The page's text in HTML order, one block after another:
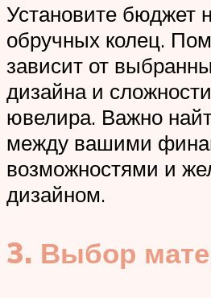
Установите бюджет
обручных колец.
зависит от
дизайна и
ювелира. Важно
между вашими
возможностями и
дизайном.
3. Выбор